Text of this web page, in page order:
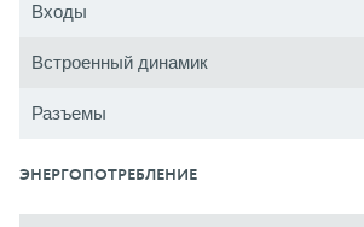
Входы
Встроенный динамик
Разъемы
ЭНЕРГОПОТРЕБЛЕНИЕ